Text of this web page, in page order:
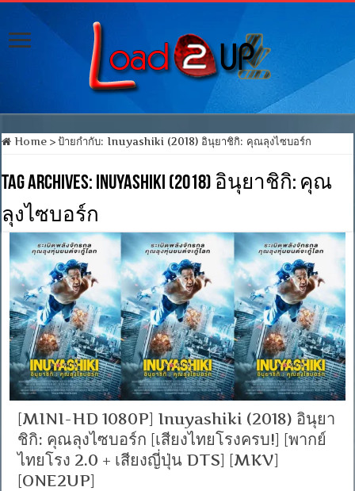
Home > ป้ายกำกับ:Inuyashiki (2018) อินุยาชิกิ: คุณลุงไซบอร์ก
Tag Archives: Inuyashiki (2018) อินุยาชิกิ: คุณ
ลุงไซบอร์ก
[MINI-HD 1080P] Inuyashiki (2018) อินุยา
ชิกิ: คุณลุงไซบอร์ก [เสียงไทยโรงครบ!] [พากย์
ไทยโรง 2.0 + เสียงญี่ปุ่น DTS] [MKV]
[ONE2UP]